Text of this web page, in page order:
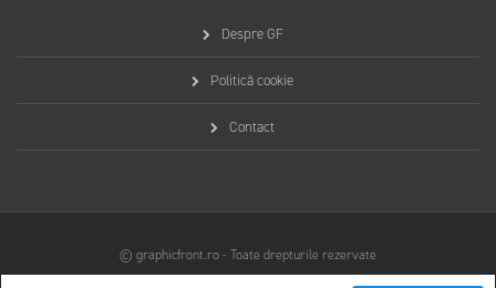
Despre GF
Politică cookie
Contact
© graphicfront.ro - Toate drepturile rezervate